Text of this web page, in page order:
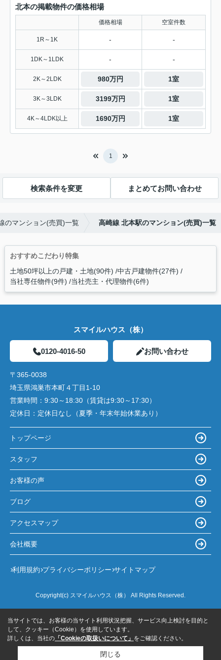
北本の掲載物件の価格相場
価格相場 空室件数
1R～1K - -
1DK～1LDK - -
2K～2LDK 980万円 1室
3K～3LDK 3199万円 1室
4K～4LDK以上 1690万円 1室
1
検索条件を変更 まとめてお問い合わせ
のマンション(売買)一覧 高崎線 北本駅のマンション(売買)一覧
おすすめこだわり特集
土地50坪以上の戸建・土地(90件) 中古戸建物件(27件)
当社専任物件(9件) 当社売主・代理物件(6件)
スマイルハウス（株）
0120-4016-50 お問い合わせ
〒365-0038
埼玉県鴻巣市本町４丁目1-10
営業時間： 9:30～18:30（賃貸は9:30～17:30）
定休日： 定休日なし（夏季・年末年始休業あり）
トップページ
スタッフ
お客様の声
ブログ
アクセスマップ
会社概要
利用規約 プライバシーポリシー サイトマップ
Copyright(c) スマイルハウス（株） All Rights Reserved.
当サイトでは、お客様の当サイト利用状況把握、サービス向上検討を目的と
して、クッキー（Cookie）を使用しています。
詳しくは、当社の 「Cookieの取扱いについて」 をご確認ください。
閉じる